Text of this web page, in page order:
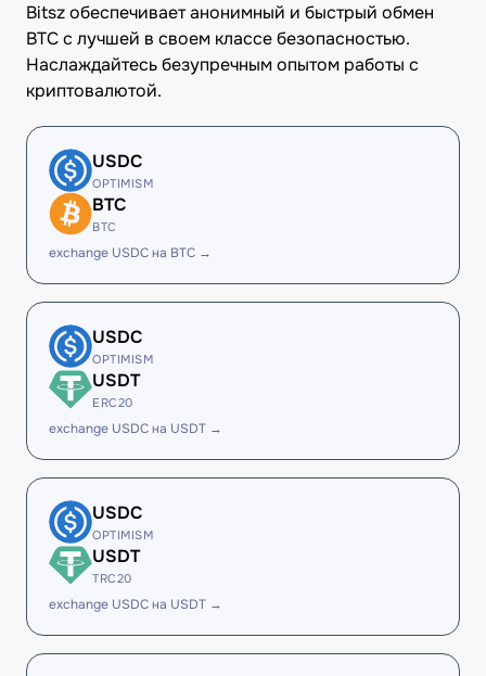
Bitsz обеспечивает анонимный и быстрый обмен
BTC с лучшей в своем классе безопасностью.
Наслаждайтесь безупречным опытом работы с
криптовалютой.
USDC
OPTIMISM
BTC
BTC
exchange USDC на BTC →
USDC
OPTIMISM
USDT
ERC20
exchange USDC на USDT →
USDC
OPTIMISM
USDT
TRC20
exchange USDC на USDT →